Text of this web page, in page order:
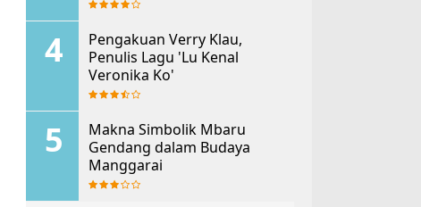
Pengakuan Verry Klau,
Penulis Lagu 'Lu Kenal
Veronika Ko'
Makna Simbolik Mbaru
Gendang dalam Budaya
Manggarai